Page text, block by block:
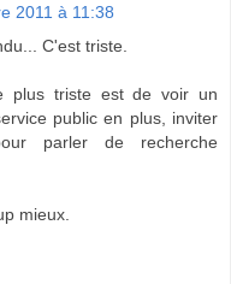
2011 à 11:38
C'est triste.
plus triste est de voir un
public en plus, inviter
parler de recherche
mieux.